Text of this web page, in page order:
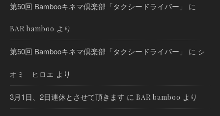
第50回 Bambooキネマ倶楽部「タクシードライバー」 に
BAR bamboo より
第50回 Bambooキネマ倶楽部「タクシードライバー」 に シ
オミ ヒロエ より
3月1日、2日連休とさせて頂きます に BAR bamboo より